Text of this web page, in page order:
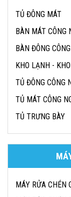
TỦ ĐÔNG MÁT
BÀN MÁT CÔNG
BÀN ĐÔNG
KHO LẠNH -
TỦ ĐÔNG CÔNG
TỦ MÁT CÔNG
TỦ TRƯNG BÀY
MÁY RỬA CHÉN